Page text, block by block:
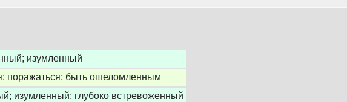
изумленный
поражаться; быть ошеломленным
изумленный; глубоко встревоженный